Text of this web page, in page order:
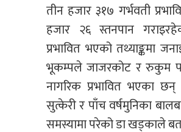
तीन हजार ३१७ गर्भवती
हजार २६ स्तनपान
प्रभावित भएको तथ्याङ्कमा
भूकम्पले जाजरकोट र रुकुम
नागरिक प्रभावित भएका छन्
सुत्केरी र पाँच वर्षमुनिका
समस्यामा परेको डा खड्काले